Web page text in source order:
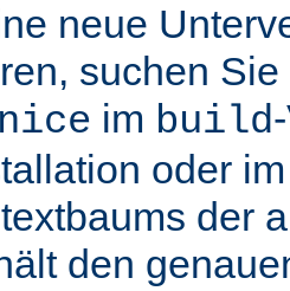
neue
suchen
im build
oder
der
den